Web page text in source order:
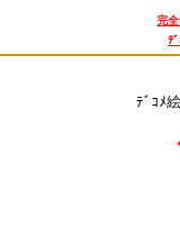
完
ﾃ
ﾃﾞｺﾒ